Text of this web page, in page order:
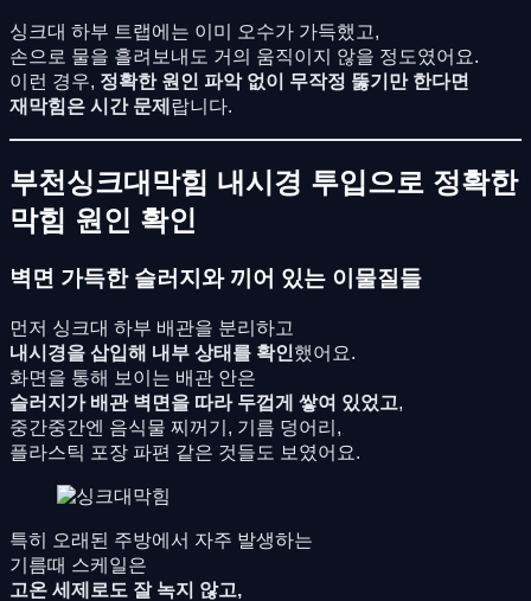
싱크대 하부 트랩에는 이미 오수가 가득했고,
손으로 물을 흘려보내도 거의 움직이지 않을 정도였어요.
이런 경우, 정확한 원인 파악 없이 무작정 뚫기만 한다면
재막힘은 시간 문제 랍니다.
부천싱크대막힘 내시경 투입으로 정확한
막힘 원인 확인
벽면 가득한 슬러지와 끼어 있는 이물질들
먼저 싱크대 하부 배관을 분리하고
내시경을 삽입해 내부 상태를 확인했어요.
화면을 통해 보이는 배관 안은
슬러지가 배관 벽면을 따라 두껍게 쌓여 있었고,
중간중간엔 음식물 찌꺼기, 기름 덩어리,
플라스틱 포장 파편 같은 것들도 보였어요.
특히 오래된 주방에서 자주 발생하는
기름때 스케일은
고온 세제로도 잘 녹지 않고,